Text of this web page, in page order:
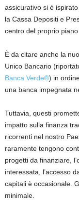
assicurativo si è
la Cassa Depositi e
centro del proprio piano
È da citare anche la
Unico Bancario
Banca Verde®) in
una banca impegnata
Tuttavia, questi
impatto sulla finanza
ricorrenti nel nostro
raramente tengono
progetti da finanziare,
interessata, l’accesso
capitali è occasionale.
minimale.